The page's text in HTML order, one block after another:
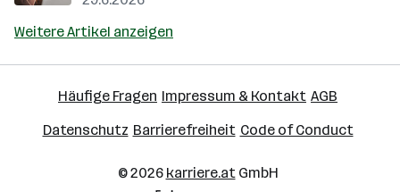
Weitere Artikel anzeigen
Häufige Fragen Impressum & Kontakt AGB
Datenschutz Barrierefreiheit Code of Conduct
© 2026 karriere.at GmbH